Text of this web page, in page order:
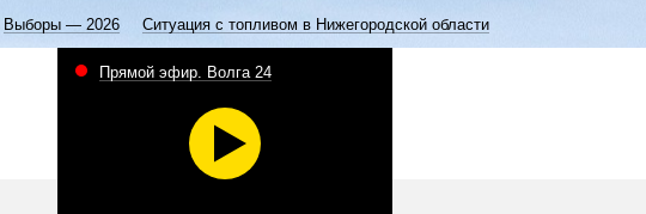
Выборы — 2026 Ситуация с топливом в Нижегородской области
Прямой эфир. Волга 24